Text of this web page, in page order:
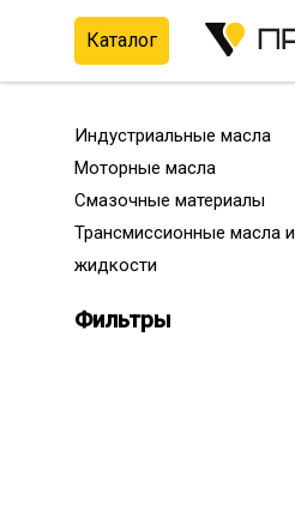
Перейти
Каталог
Индустриальные масла
Моторные масла
Смазочные материалы
Трансмиссионные масла и
жидкости
Фильтры